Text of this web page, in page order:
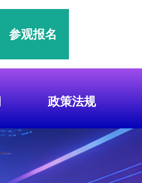
参观报名
政策法规